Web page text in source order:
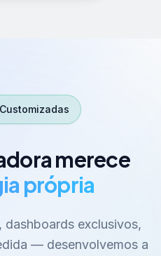
merece
própria
dashboards exclusivos,
— desenvolvemos a